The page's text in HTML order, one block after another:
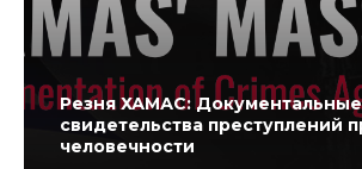
Резня ХАМАС: Документальные
свидетельства преступлений
человечности